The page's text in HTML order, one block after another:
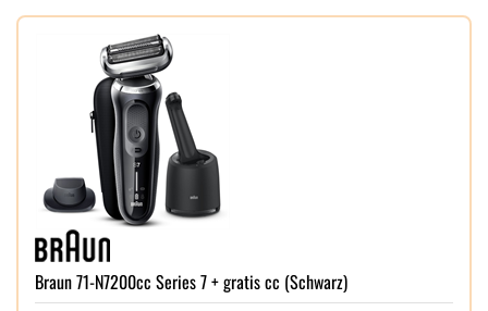
Braun 71-N7200cc Series 7 + gratis cc (Schwarz)